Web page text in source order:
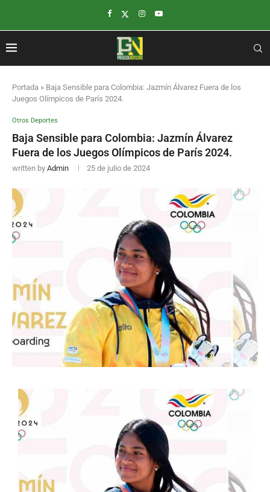
Portada » Baja Sensible para Colombia: Jazmín Álvarez Fuera de los
Juegos Olímpicos de París 2024.
Otros Deportes
Baja Sensible para Colombia: Jazmín Álvarez
Fuera de los Juegos Olímpicos de París 2024.
written by Admin 25 de julio de 2024